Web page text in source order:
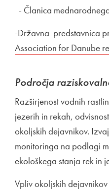
- Članica
-Državna predstavnica
Association for Danube
Področja
Razširjenost vodnih
jezerih in rekah,
okoljskih dejavnikov.
monitoringa na podlagi
ekološkega stanja rek in
Vpliv okoljskih